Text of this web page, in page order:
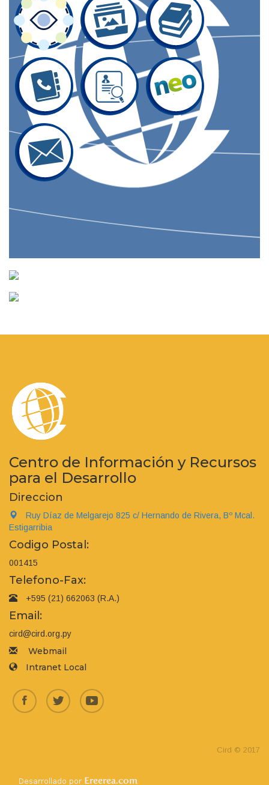
Centro de Información y Recursos
para el Desarrollo
Direccion
Ruy Díaz de Melgarejo 825 c/ Hernando de Rivera, Bº Mcal.
Estigarribia
Codigo Postal:
001415
Telefono-Fax:
+595 (21) 662063 (R.A.)
Email:
cird@cird.org.py
Webmail
Intranet Local
Cird © 2017